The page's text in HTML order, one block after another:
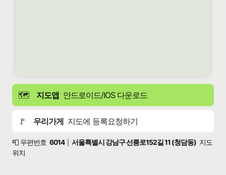
🗺️ 지도앱 안드로이드/IOS 다운로드
🚩 우리가게 지도에 등록요청하기
📮 우편번호 6014 서울특별시 강남구 선릉로152길 11 (청담동) 지도
위치